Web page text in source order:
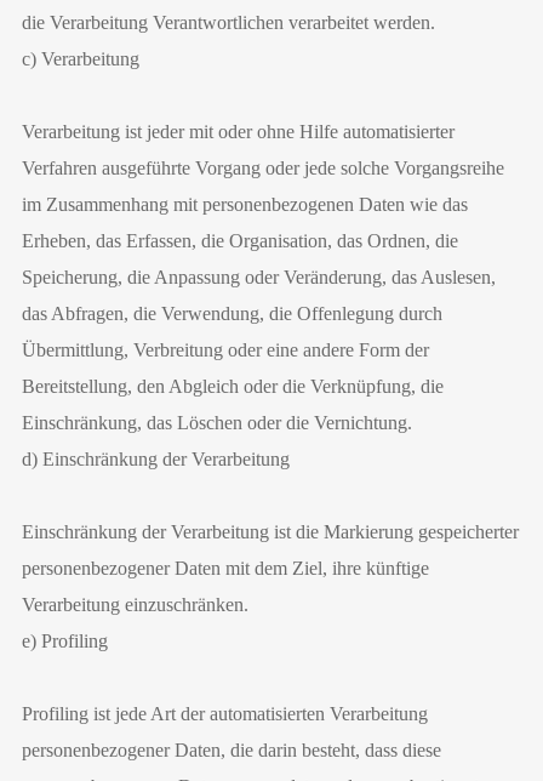
die Verarbeitung Verantwortlichen verarbeitet werden.
c) Verarbeitung
Verarbeitung ist jeder mit oder ohne Hilfe automatisierter
Verfahren ausgeführte Vorgang oder jede solche Vorgangsreihe
im Zusammenhang mit personenbezogenen Daten wie das
Erheben, das Erfassen, die Organisation, das Ordnen, die
Speicherung, die Anpassung oder Veränderung, das Auslesen,
das Abfragen, die Verwendung, die Offenlegung durch
Übermittlung, Verbreitung oder eine andere Form der
Bereitstellung, den Abgleich oder die Verknüpfung, die
Einschränkung, das Löschen oder die Vernichtung.
d) Einschränkung der Verarbeitung
Einschränkung der Verarbeitung ist die Markierung gespeicherter
personenbezogener Daten mit dem Ziel, ihre künftige
Verarbeitung einzuschränken.
e) Profiling
Profiling ist jede Art der automatisierten Verarbeitung
personenbezogener Daten, die darin besteht, dass diese